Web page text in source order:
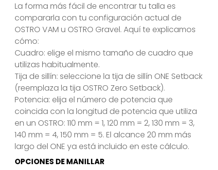
La forma más fácil de encontrar tu talla es
compararla con tu configuración actual de
OSTRO VAM u OSTRO Gravel. Aquí te explicamos
cómo:
Cuadro: elige el mismo tamaño de cuadro que
utilizas habitualmente.
Tija de sillín: seleccione la tija de sillín ONE Setback
(reemplaza la tija OSTRO Zero Setback).
Potencia: elija el número de potencia que
coincida con la longitud de potencia que utiliza
en un OSTRO: 110 mm = 1, 120 mm = 2, 130 mm = 3,
140 mm = 4, 150 mm = 5. El alcance 20 mm más
largo del ONE ya está incluido en este cálculo.
OPCIONES DE MANILLAR